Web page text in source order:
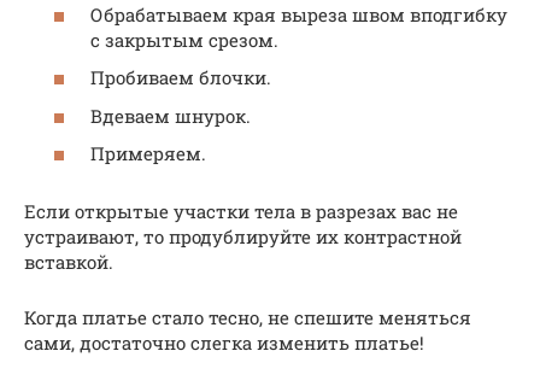
Обрабатываем края выреза швом вподгибку
с закрытым срезом.
Пробиваем блочки.
Вдеваем шнурок.
Примеряем.
Если открытые участки тела в разрезах вас не
устраивают, то продублируйте их контрастной
вставкой.
Когда платье стало тесно, не спешите меняться
сами, достаточно слегка изменить платье!